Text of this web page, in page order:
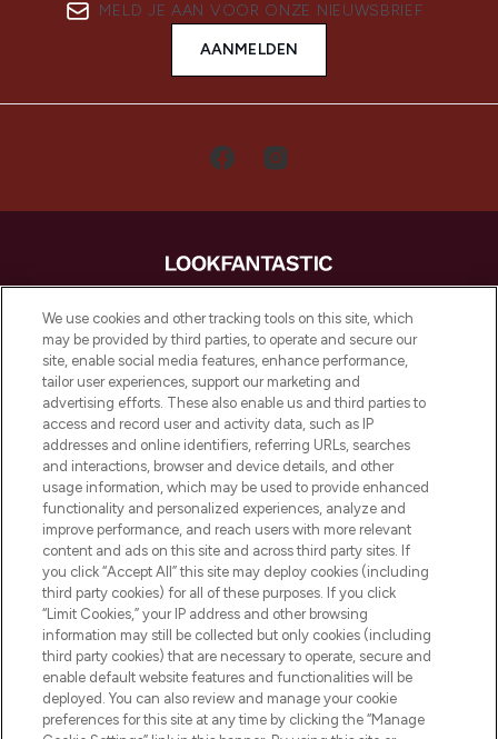
MELD JE AAN VOOR ONZE NIEUWSBRIEF
AANMELDEN
LOOKFANTASTIC is de ultieme online
beautybestemming van Europa, met de
beste huidverzorging, haarproducten en
make-up van meer dan 200 topmerken.
Shop online of via de app, met gratis
verzending vanaf €40.
Cookie-toestemming
Do Not Sell or Share My Personal
Information
HELP & INFORMATIE
BEDRIJFSINFORMATIE
OVER LOOKFANTASTIC
We use cookies and other tracking tools on this site, which
may be provided by third parties, to operate and secure our
site, enable social media features, enhance performance,
tailor user experiences, support our marketing and
advertising efforts. These also enable us and third parties to
access and record user and activity data, such as IP
addresses and online identifiers, referring URLs, searches
and interactions, browser and device details, and other
usage information, which may be used to provide enhanced
functionality and personalized experiences, analyze and
improve performance, and reach users with more relevant
content and ads on this site and across third party sites. If
you click “Accept All” this site may deploy cookies (including
third party cookies) for all of these purposes. If you click
“Limit Cookies,” your IP address and other browsing
information may still be collected but only cookies (including
third party cookies) that are necessary to operate, secure and
enable default website features and functionalities will be
deployed. You can also review and manage your cookie
preferences for this site at any time by clicking the “Manage